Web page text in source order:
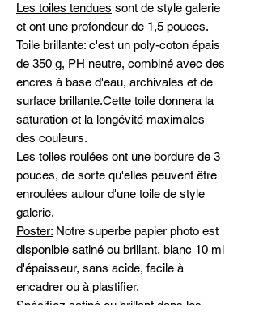
Les toiles tendues sont de style galerie
et ont une profondeur de 1,5 pouces.
Toile brillante: c'est un poly-coton épais
de 350 g, PH neutre, combiné avec des
encres à base d'eau, archivales et de
surface brillante.Cette toile donnera la
saturation et la longévité maximales
des couleurs.
Les toiles roulées ont une bordure de 3
pouces, de sorte qu'elles peuvent être
enroulées autour d'une toile de style
galerie.
Poster: Notre superbe papier photo est
disponible satiné ou brillant, blanc 10 ml
d'épaisseur, sans acide, facile à
encadrer ou à plastifier.
Spécifiez satiné ou brillant dans les